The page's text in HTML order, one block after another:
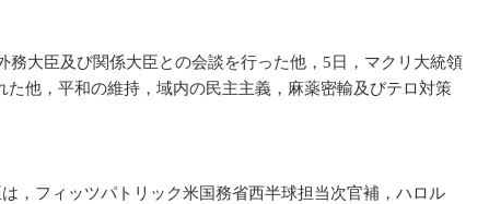
大臣及び関係大臣との会談を行った他，5日，マクリ大統領
他，平和の維持，域内の民主主義，麻薬密輸及びテロ対策
，フィッツパトリック米国務省西半球担当次官補，ハロル